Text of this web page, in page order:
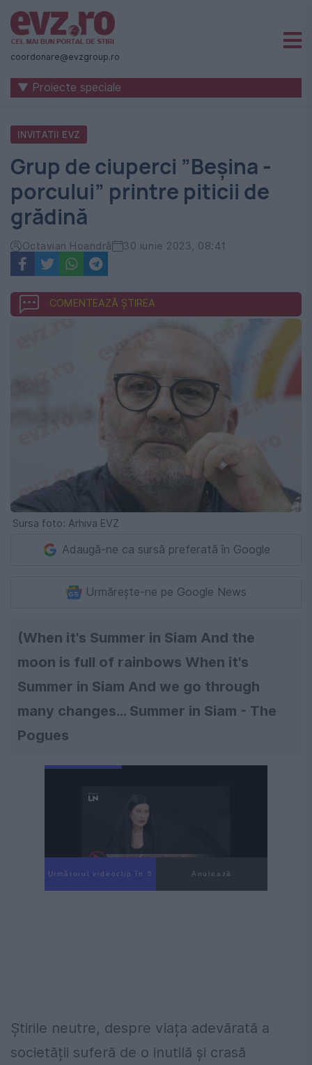
Știri
naționale
internaționale
România
-
Evenimentul
Zilei
coordonare@evzgroup.ro
▼ Proiecte speciale
INVITATII EVZ
​Grup de ciuperci ”Beșina -
porcului” printre piticii de
grădină
Octavian Hoandră 30 iunie 2023, 08:41
COMENTEAZĂ ȘTIREA
Sursa foto: Arhiva EVZ
Adaugă-ne ca sursă preferată în Google
Urmărește-ne pe Google News
(When it's Summer in Siam And the
moon is full of rainbows When it's
Summer in Siam And we go through
many changes… Summer in Siam - The
Pogues
Următorul videoclip în 4 Anulează
Știrile neutre, despre viața adevărată a
societății suferă de o inutilă și crasă